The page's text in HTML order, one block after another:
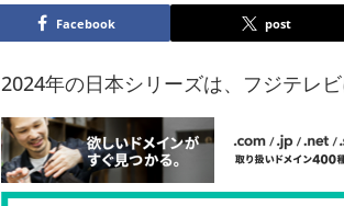
Facebook post
2024年の日本シリーズは、フジテレ